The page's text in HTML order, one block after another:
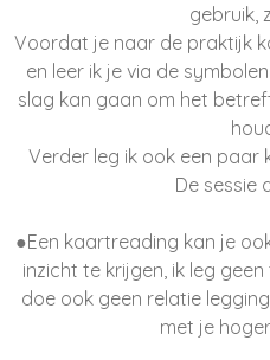
gebruik,
Voordat je naar de praktijk
en leer ik je via de
slag kan gaan om het
Verder leg ik ook een paar
De sessie
●Een kaartreading kan je
inzicht te krijgen, ik leg
doe ook geen relatie
met je